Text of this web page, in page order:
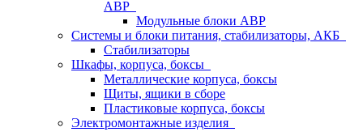
АВР
Модульные блоки АВР
Системы и блоки питания, стабилизаторы, АКБ
Стабилизаторы
Шкафы, корпуса, боксы
Металлические корпуса, боксы
Щиты, ящики в сборе
Пластиковые корпуса, боксы
Электромонтажные изделия